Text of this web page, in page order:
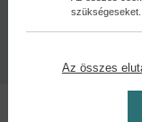
Kiadás
szükségeseket.
Az összes